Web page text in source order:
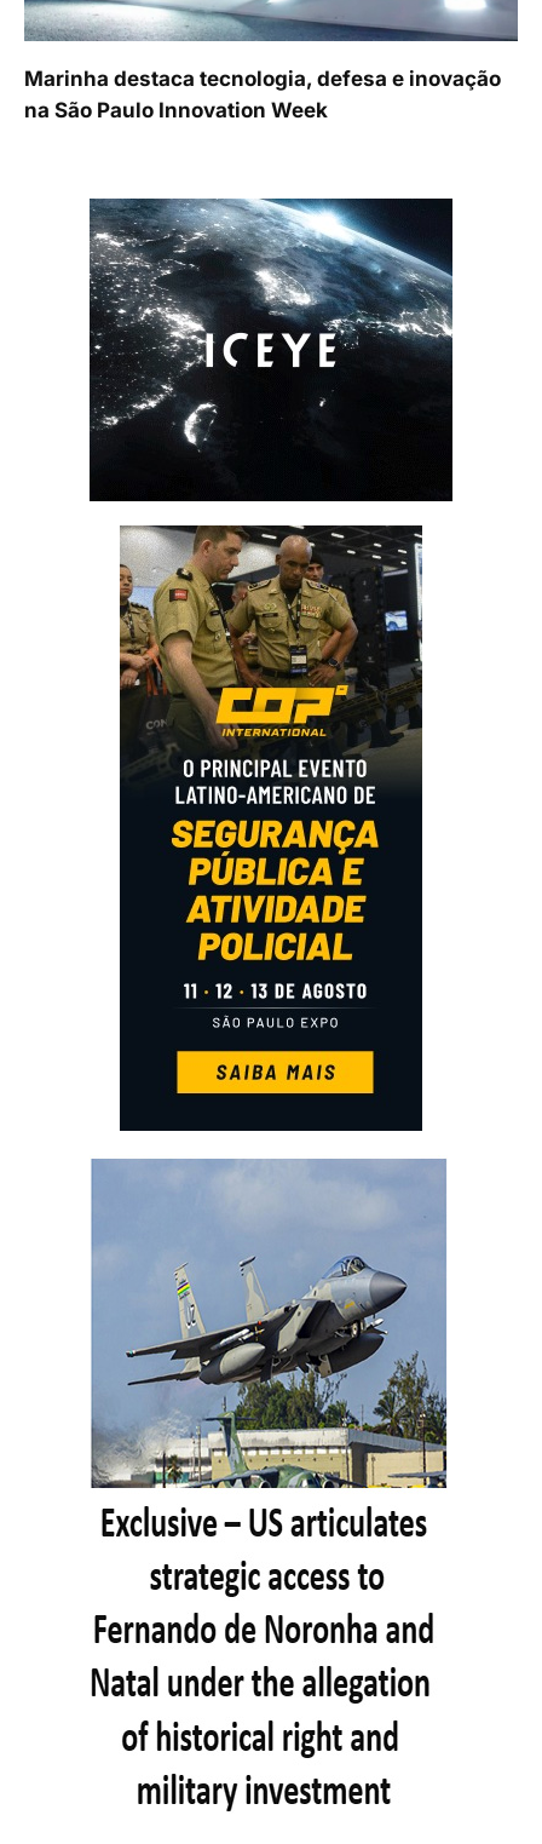
Marinha destaca tecnologia, defesa e inovação
na São Paulo Innovation Week